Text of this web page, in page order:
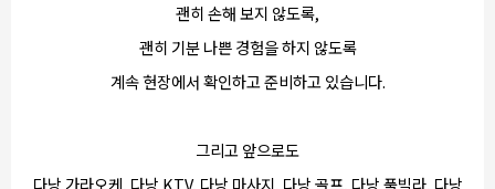
괜히 손해 보지 않도록,
괜히 기분 나쁜 경험을 하지 않도록
계속 현장에서 확인하고 준비하고 있습니다.
그리고 앞으로도
다낭 가라오케, 다낭 KTV, 다낭 마사지, 다낭 골프, 다낭 풀빌라, 다낭